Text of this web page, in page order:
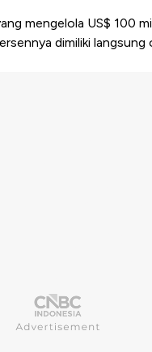
mengelola US$ 100
dimiliki